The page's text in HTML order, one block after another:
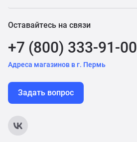
Оставайтесь на связи
+7 (800) 333-91-00
Адреса магазинов в г. Пермь
Задать вопрос